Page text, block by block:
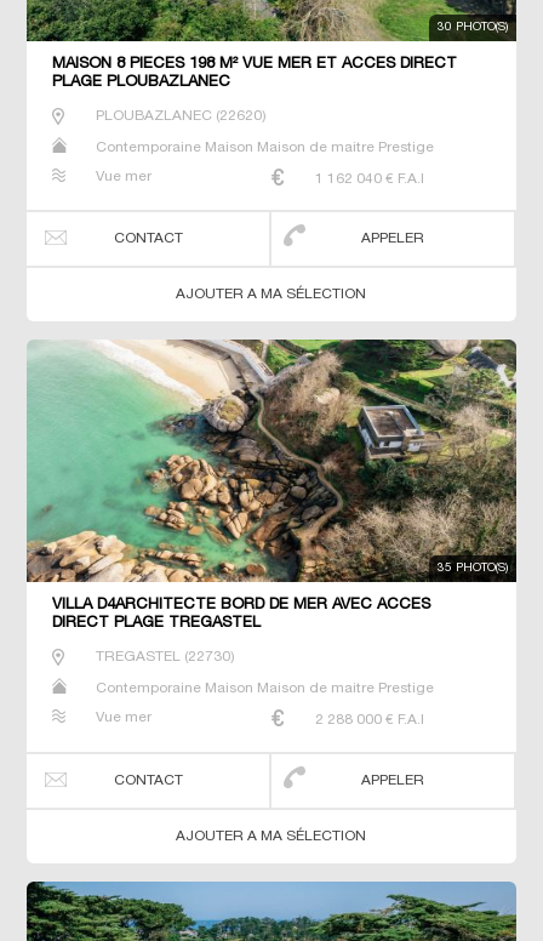
30 PHOTO(S)
MAISON 8 PIECES 198 M² VUE MER ET ACCES DIRECT
PLAGE PLOUBAZLANEC
PLOUBAZLANEC(22620)
Contemporaine Maison Maison de maitre Prestige
Vue mer
1 162 040 € F.A.I
CONTACT APPELER
AJOUTER A MA SÉLECTION
35 PHOTO(S)
VILLA D4ARCHITECTE BORD DE MER AVEC ACCES
DIRECT PLAGE TREGASTEL
TREGASTEL(22730)
Contemporaine Maison Maison de maitre Prestige
Vue mer
2 288 000 € F.A.I
CONTACT APPELER
AJOUTER A MA SÉLECTION